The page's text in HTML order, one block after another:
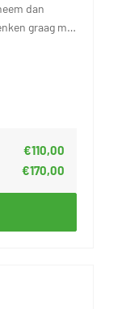
dan
graag met
€110,00
€170,00